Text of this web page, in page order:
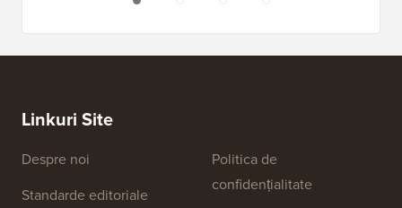
Linkuri Site
Despre noi
Standarde editoriale
Politica de
confidențialitate